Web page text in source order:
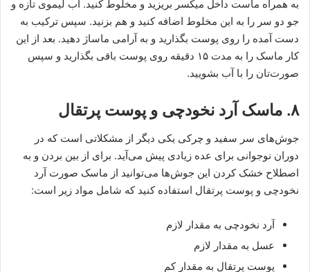
به همراه ماست داخل میکسر بریزید و مخلوط کنید. آب لیموی تازه و
جو دو سر را به این مخلوط اضافه کنید و هم بزنید. سپس ترکیب به
دست آمده را روی پوست بگذارید و به آرامی ماساژ دهید. بعد از این
کار ماسک را به مدت ۱۵ دقیقه روی پوست باقی بگذارید و سپس
صورت‌تان را با آب بشویید.
۸. ماسک آرد نخودچی و پوست پرتقال
جوش‌های سر سفید و چرکی یکی دیگر از مشکلاتی است که در
دوران نوجوانی برای عده زیادی پیش می‌آید. برای از بین بردن و به
اصطلاح خشک کردن این جوش‌ها می‌توانید از ماسک صورت آرد
نخودچی و پوست پرتقال استفاده کنید که شامل مواد زیر است:
آرد نخودچی به مقدار لازم
عسل به مقدار لازم
پوست پرتقال به مقدار کم